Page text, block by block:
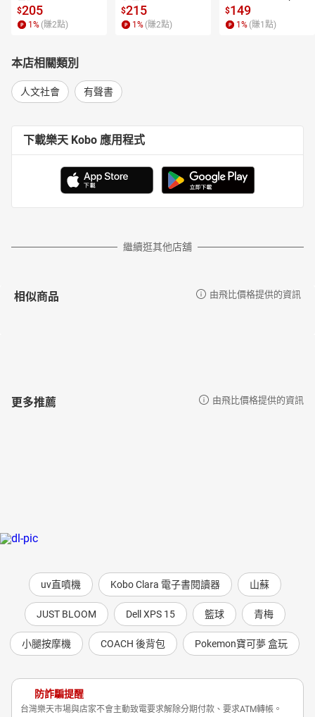
$205
1 % (賺2點)
$215
1 % (賺2點)
4【有聲書】
$149
1 % (賺1 點)
本店相關類別
人文社會 有聲書
下載樂天 Kobo 應用程式
繼續逛其他店舖
相似商品 由飛比價格提供的資訊
更多推薦 由飛比價格提供的資訊
uv直噴機 Kobo Clara 電子書閱讀器 山蘇
JUST BLOOM Dell XPS 15 籃球 青梅
小腿按摩機 COACH 後背包 Pokemon寶可夢 盒玩
防詐騙提醒
台灣樂天市場與店家不會主動致電要求解除分期付款、要求ATM轉帳。